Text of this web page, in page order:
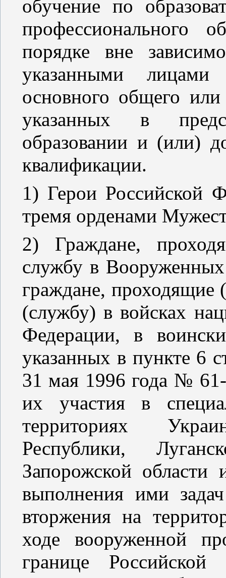
обучение по
профессионального
порядке вне
указанными лицами
основного общего или
указанных в
образовании и (или)
квалификации.
1) Герои Российской
тремя орденами
2) Граждане,
службу в
граждане,
(службу) в войсках
Федерации, в
указанных в пункте 6
31 мая 1996 года №
их участия в
территориях
Республики,
Запорожской
выполнения ими
вторжения на
ходе вооруженной
границе